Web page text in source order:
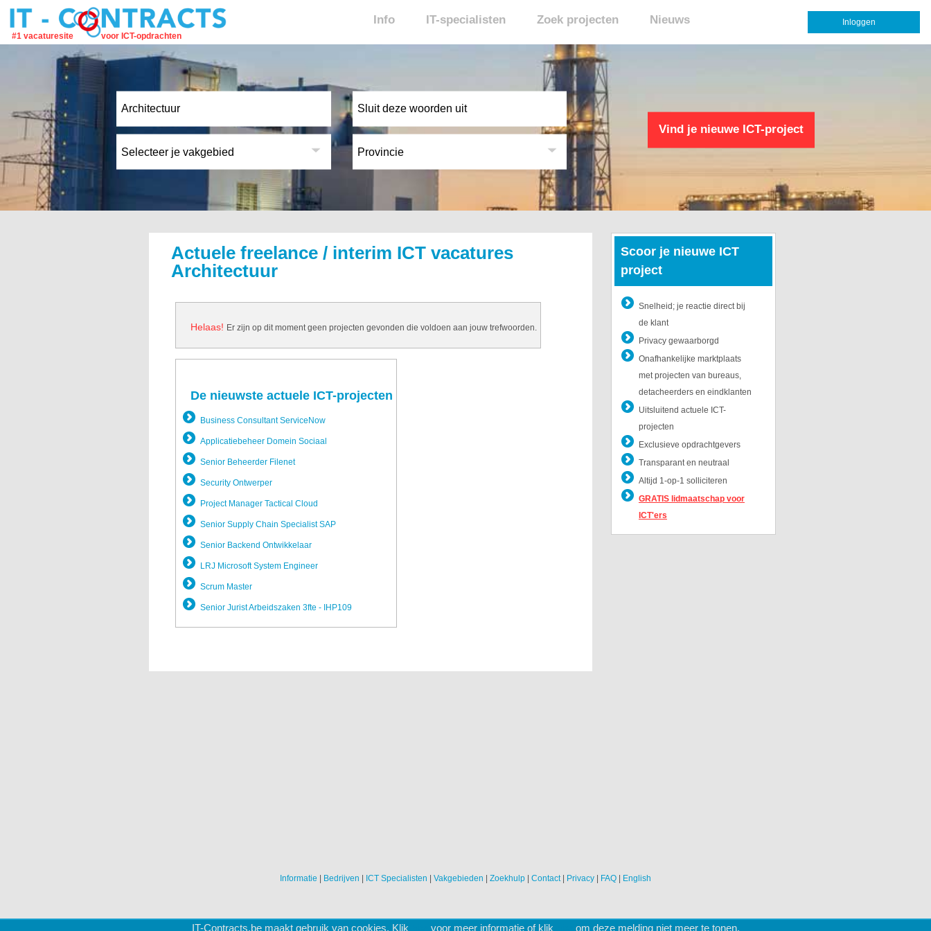
IT-Contracts.be maakt gebruik van cookies. Klik voor meer informatie of klik om deze melding niet meer te tonen.
#1 vacaturesite voor ICT-opdrachten
Inloggen
Info IT-specialisten Zoek projecten Nieuws
Vind je nieuwe ICT-project
Actuele freelance / interim ICT vacatures
Architectuur
Helaas! Er zijn op dit moment geen projecten gevonden die voldoen aan jouw trefwoorden.
De nieuwste actuele ICT-projecten
Business Consultant ServiceNow
Applicatie­beheer Domein Sociaal
Senior Beheerder Filenet
Security Ontwerper
Project Manager Tactical Cloud
Senior Supply Chain Specialist SAP
Senior Backend Ontwikkela­ar
LRJ Microsoft System Engineer
Scrum Master
Senior Jurist Arbeidszak­en 3fte - IHP109
Scoor je nieuwe ICT
project
Snelheid; je reactie direct bij
de klant
Privacy gewaarborgd
Onafhankelijke marktplaats
met projecten van bureaus,
detacheerders en eindklanten
Uitsluitend actuele ICT-
projecten
Exclusieve opdrachtgevers
Transparant en neutraal
Altijd 1-op-1 solliciteren
GRATIS lidmaatschap voor
ICT'ers
Informatie Bedrijven ICT Specialisten Vakgebieden Zoekhulp Contact| Privacy FAQ English